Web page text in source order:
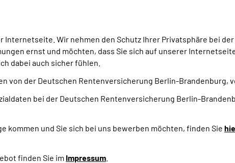
Internetseite. Wir nehmen den Schutz Ihrer Privatsphäre bei
ernst und möchten, dass Sie sich auf unserer
dabei auch sicher fühlen.
von der Deutschen Rentenversicherung Berlin-Brandenburg,
bei der Deutschen Rentenversicherung Berlin-
kommen und Sie sich bei uns bewerben möchten, finden Sie
finden Sie im Impressum